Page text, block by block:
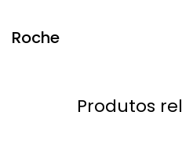
Roche
Produtos